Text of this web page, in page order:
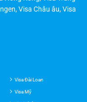
Visa Nhật
Visa Thụy Sĩ